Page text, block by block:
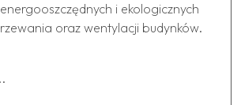
i ekologicznych
oraz wentylacji budynków.